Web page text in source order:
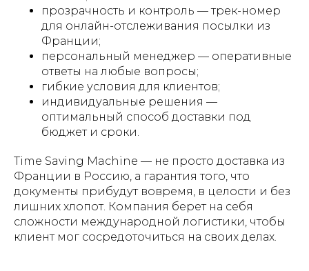
прозрачность и контроль — трек-номер
для онлайн-отслеживания посылки из
Франции;
персональный менеджер — оперативные
ответы на любые вопросы;
гибкие условия для клиентов;
индивидуальные решения —
оптимальный способ доставки под
бюджет и сроки.
Time Saving Machine — не просто доставка из
Франции в Россию, а гарантия того, что
документы прибудут вовремя, в целости и без
лишних хлопот. Компания берет на себя
сложности международной логистики, чтобы
клиент мог сосредоточиться на своих делах.